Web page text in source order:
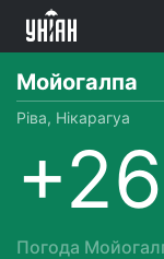
Мойогалпа
Ріва, Нікарагуа
Погода